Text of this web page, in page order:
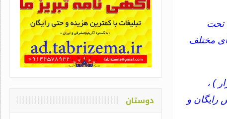
تحت
مختلف
) ،
رایگان و
دوستان